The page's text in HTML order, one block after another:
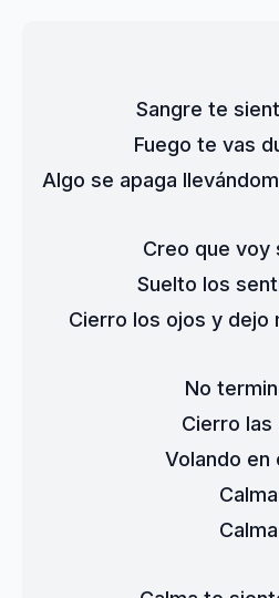
Sangre te
Fuego te vas
Algo se apaga
Creo que voy
Suelto los
Cierro los ojos y
No
Cierro las
Volando en
Calma
Calma